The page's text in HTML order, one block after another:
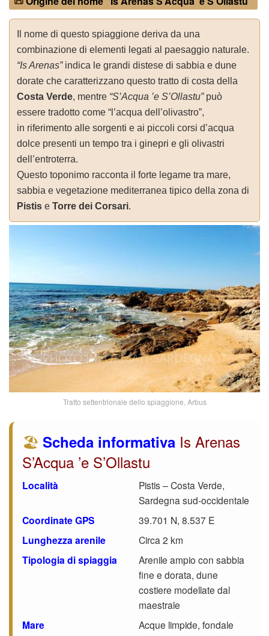
Il nome di questo spiaggione deriva da una
combinazione di elementi legati al paesaggio naturale.
“Is Arenas”indica le grandi distese di sabbia e dune
dorate che caratterizzano questo tratto di costa della
Costa Verde, mentre “S’Acqua ’e S’Ollastu”può
essere tradotto come “l’acqua dell’olivastro”,
in riferimento alle sorgenti e ai piccoli corsi d’acqua
dolce presenti un tempo tra i ginepri e gli olivastri
dell’entroterra.
Questo toponimo racconta il forte legame tra mare,
sabbia e vegetazione mediterranea tipico della zona di
Pistis e Torre dei Corsari.
Tratto settentrionale dello spiaggione, Arbus
🏖️ Scheda informativa Is Arenas
S’Acqua ’e S’Ollastu
Località
Pistis – Costa Verde,
Sardegna sud-occidentale
Coordinate GPS 39.701 N, 8.537 E
Lunghezza arenile Circa 2 km
Tipologia di spiaggia
Arenile ampio con sabbia
fine e dorata, dune
costiere modellate dal
maestrale
Mare
Acque limpide, fondale